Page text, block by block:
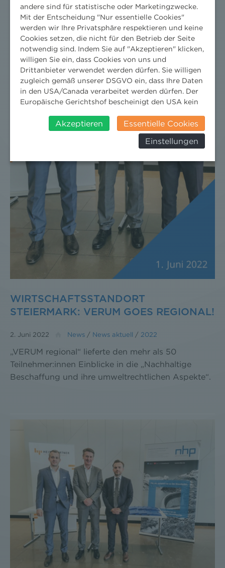
WIRTSCHAFTSSTANDORT
STEIERMARK: VERUM GOES REGIONAL!
2. Juni 2022 News / News aktuell / 2022
„VERUM regional“ lieferte den mehr als 50
Teilnehmer:innen Einblicke in die „Nachhaltige
Beschaffung und ihre umweltrechtlichen Aspekte“.
andere sind für statistische oder Marketingzwecke.
Mit der Entscheidung "Nur essentielle Cookies"
werden wir Ihre Privatsphäre respektieren und keine
Cookies setzen, die nicht für den Betrieb der Seite
notwendig sind. Indem Sie auf "Akzeptieren" klicken,
willigen Sie ein, dass Cookies von uns und
Drittanbieter verwendet werden dürfen. Sie willigen
zugleich gemäß unserer DSGVO ein, dass Ihre Daten
in den USA/Canada verarbeitet werden dürfen. Der
Europäische Gerichtshof bescheinigt den USA kein
insbesondere das Risiko, dass ihre Daten durch US-
Behörden, zu Kontroll- und zu
Überwachungszwecken, verarbeitet werden und
werden können. Zudem finden Sie am
Bildschirmrand ein Cookie-Icon wo Sie jederzeit Ihre
Einwilligung widerrufen und Widerspruch ausüben.
Weitere Infomationen finden Sie hier:
Datenschutzerklärung
Akzeptieren
Essentielle Cookies
Einstellungen